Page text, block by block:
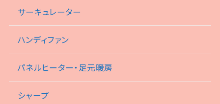
サーキュレーター
ハンディファン
パネルヒーター・足元暖房
シャープ